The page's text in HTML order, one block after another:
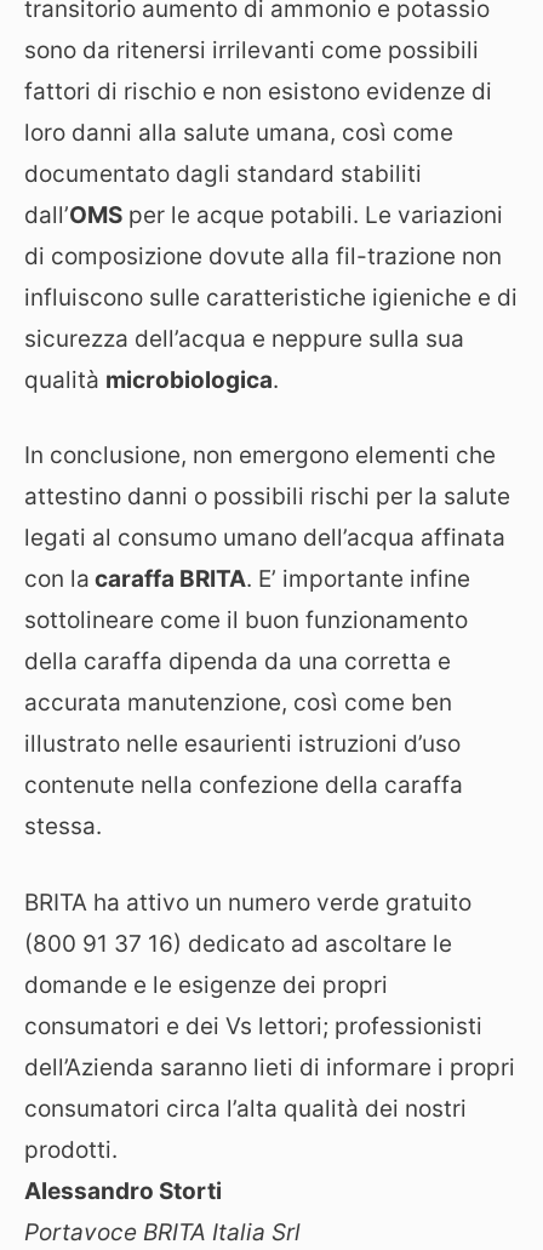
transitorio aumento di ammonio e potassio
sono da ritenersi irrilevanti come possibili
fattori di rischio e non esistono evidenze di
loro danni alla salute umana, così come
documentato dagli standard stabiliti
dall’OMS per le acque potabili. Le variazioni
di composizione dovute alla fil-trazione non
influiscono sulle caratteristiche igieniche e di
sicurezza dell’acqua e neppure sulla sua
qualità microbiologica.
In conclusione, non emergono elementi che
attestino danni o possibili rischi per la salute
legati al consumo umano dell’acqua affinata
con la caraffa BRITA. E’ importante infine
sottolineare come il buon funzionamento
della caraffa dipenda da una corretta e
accurata manutenzione, così come ben
illustrato nelle esaurienti istruzioni d’uso
contenute nella confezione della caraffa
stessa.
BRITA ha attivo un numero verde gratuito
(800 91 37 16) dedicato ad ascoltare le
domande e le esigenze dei propri
consumatori e dei Vs lettori; professionisti
dell’Azienda saranno lieti di informare i propri
consumatori circa l’alta qualità dei nostri
prodotti.
Alessandro Storti
Portavoce BRITA Italia Srl